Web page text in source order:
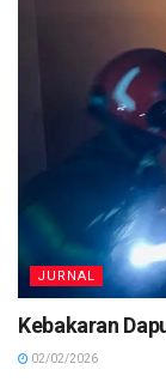
JURNAL
Kebakaran
02/02/2026